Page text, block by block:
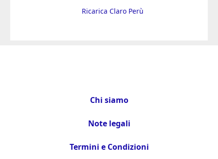
Ricarica Claro Perù
Chi siamo
Note legali
Termini e Condizioni